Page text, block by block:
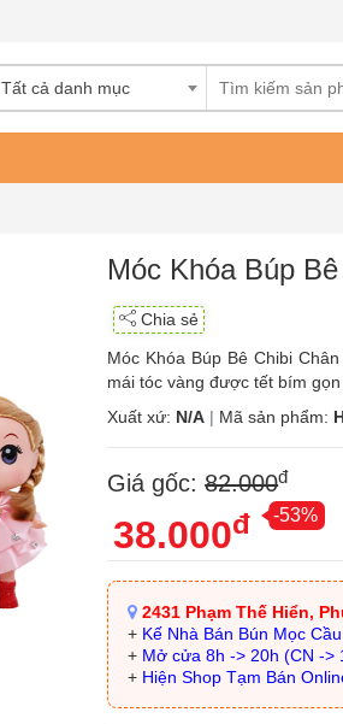
Tất cả danh mục
Móc Khóa Búp
Chia sẻ
Móc Khóa Búp Bê Chibi
mái tóc vàng được tết bím
Xuất xứ: N/A | Mã sản phẩm:
Giá gốc:82.000đ
38.000đ -53%
2431 Phạm Thế Hiển,
+ Kế Nhà Bán Bún Mọc
+ Mở cửa 8h -> 20h (CN ->
+ Hiện Shop Tạm Bán